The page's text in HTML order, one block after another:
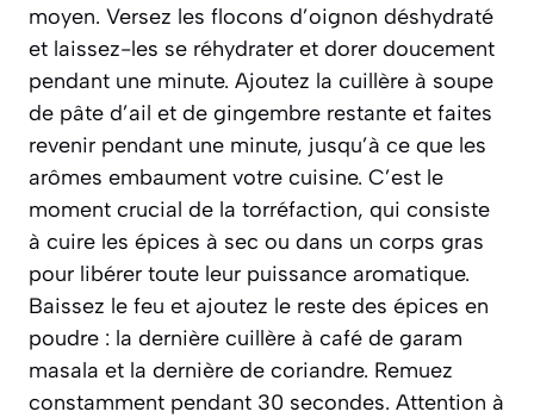
moyen. Versez les flocons d’oignon déshydraté
et laissez-les se réhydrater et dorer doucement
pendant une minute. Ajoutez la cuillère à soupe
de pâte d’ail et de gingembre restante et faites
revenir pendant une minute, jusqu’à ce que les
arômes embaument votre cuisine. C’est le
moment crucial de la torréfaction, qui consiste
à cuire les épices à sec ou dans un corps gras
pour libérer toute leur puissance aromatique.
Baissez le feu et ajoutez le reste des épices en
poudre : la dernière cuillère à café de garam
masala et la dernière de coriandre. Remuez
constamment pendant 30 secondes. Attention à